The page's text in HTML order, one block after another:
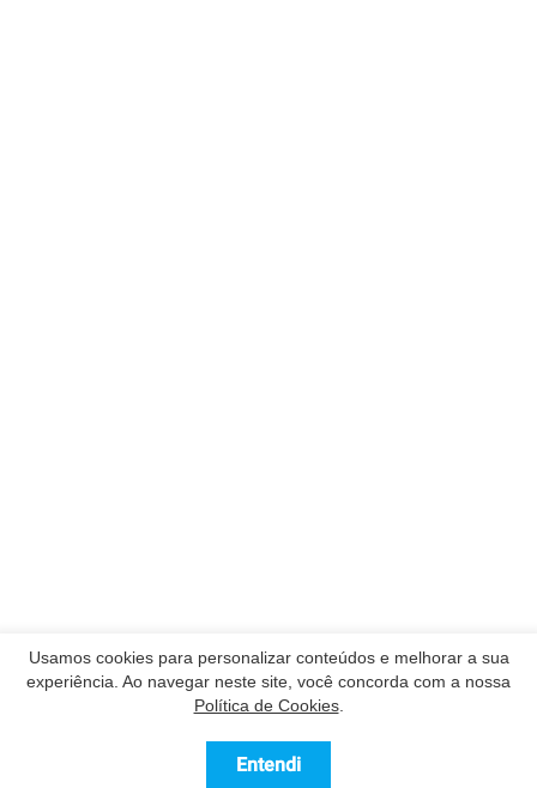
Usamos cookies para personalizar conteúdos e melhorar a sua
experiência. Ao navegar neste site, você concorda com a nossa
Política de Cookies.
Entendi